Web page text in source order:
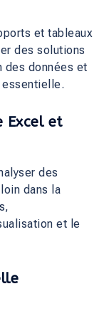
et tableaux
des solutions
des données et
Excel et
des
dans la
et le